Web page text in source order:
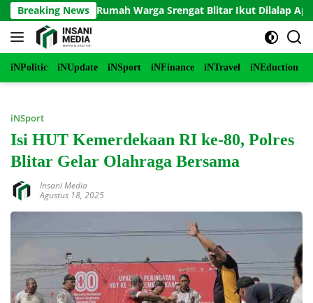
Langsung
ke
konten
Breaking News
Rumah Warga Srengat Blitar Ikut Dilalap Api, Segini
iNPolitic iNUpdate iNSport iNFinance iNTravel iNEduction
iNSport
Isi HUT Kemerdekaan RI ke-80, Polres
Blitar Gelar Olahraga Bersama
Insani Media
Agustus 18, 2025